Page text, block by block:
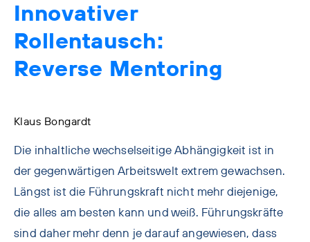
Innovativer
Rollentausch:
Reverse Mentoring
Klaus Bongardt
Die inhaltliche wechselseitige Abhängigkeit ist in
der gegenwärtigen Arbeitswelt extrem gewachsen.
Längst ist die Führungskraft nicht mehr diejenige,
die alles am besten kann und weiß. Führungskräfte
sind daher mehr denn je darauf angewiesen, dass